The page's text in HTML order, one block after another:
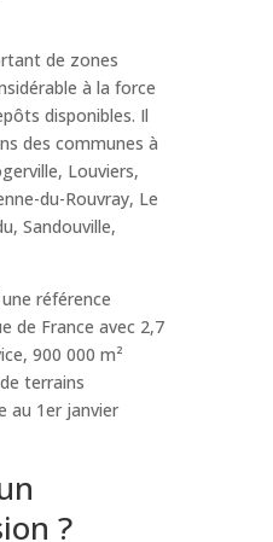
de zones
à la force
disponibles. Il
des communes à
Louviers,
du-Rouvray, Le
Sandouville,
référence
de France avec 2,7
900 000 m²
terrains
au 1er janvier
?